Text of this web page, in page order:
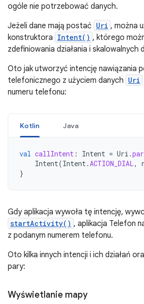
ogóle nie potrzebować danych.
Jeżeli dane mają postać Uri , można
konstruktora Intent() , którego
zdefiniowania działania i skalowalnych
Oto jak utworzyć intencję nawiązania
telefonicznego z użyciem danych Uri
numeru telefonu:
Kotlin Java
val callIntent : Intent = Uri .
Intent(Intent.ACTION_DIAL,
}
Gdy aplikacja wywoła tę intencję,
startActivity() , aplikacja Telefon
z podanym numerem telefonu.
Oto kilka innych intencji i ich działań
pary:
Wyświetlanie mapy